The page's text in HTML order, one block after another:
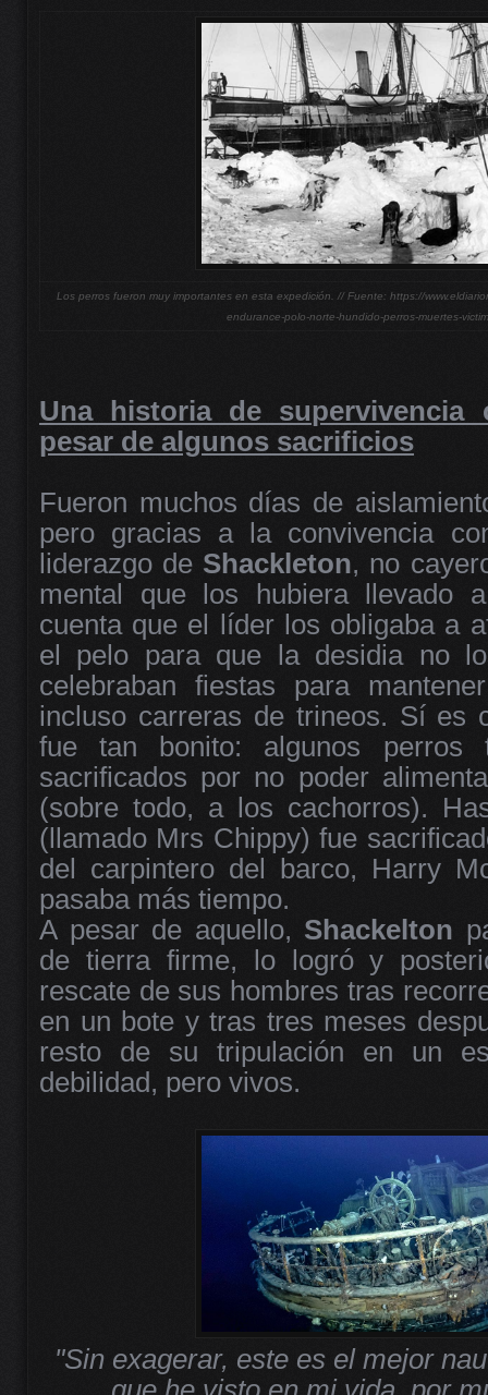
Los perros fueron muy importantes en esta expedición. // Fuente: https://
endurance-polo-norte-hundido-perros-muertes-
Una historia de
pesar de algunos sacrificios
Fueron muchos días de
pero gracias a la convivencia
liderazgo de Shackleton, no
mental que los hubiera llevado
cuenta que el líder los obligaba a
el pelo para que la desidia no
celebraban fiestas para
incluso carreras de trineos. Sí es
fue tan bonito: algunos perros
sacrificados por no poder
(sobre todo, a los cachorros).
(llamado Mrs Chippy) fue
del carpintero del barco, Harry
pasaba más tiempo.
A pesar de aquello, Shackelton
de tierra firme, lo logró y
rescate de sus hombres tras
en un bote y tras tres meses
resto de su tripulación en un
debilidad, pero vivos.
"Sin exagerar, este es el mejor